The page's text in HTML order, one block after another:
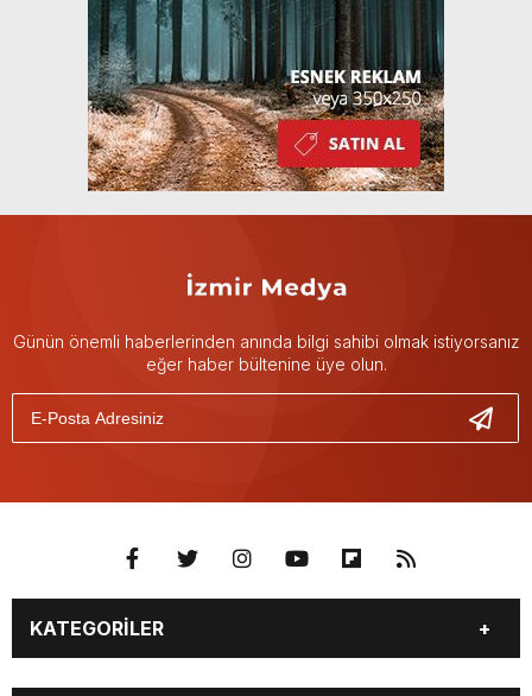
Günün önemli haberlerinden anında bilgi sahibi olmak istiyorsanız
eğer haber bültenine üye olun.
KATEGORİLER
GÜNDEM DÜNYA